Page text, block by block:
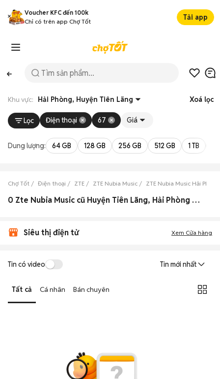
Voucher KFC đến 100k
Chỉ có trên app Chợ Tốt
Tải app
Khu vực: Hải Phòng, Huyện Tiên Lãng Xoá lọc
Lọc Điện thoại 67 Giá
Dung lượng: 64 GB 128 GB 256 GB 512 GB 1 TB
Chợ Tốt Điện thoại ZTE ZTE Nubia Music ZTE Nubia Music Hải Phòng
0 Zte Nubia Music cũ Huyện Tiên Lãng, Hải Phòng đẹp
Siêu thị điện tử Xem Cửa hàng
Tin có video Tin mới nhất
Tất cả Cá nhân Bán chuyên